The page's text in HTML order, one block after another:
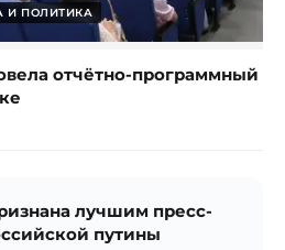
И ПОЛИТИКА
отчётно-программный
лучшим пресс-
путины